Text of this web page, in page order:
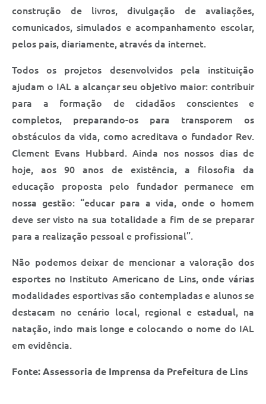
construção de livros, divulgação de avaliações,
comunicados, simulados e acompanhamento escolar,
pelos pais, diariamente, através da internet.
Todos os projetos desenvolvidos pela instituição
ajudam o IAL a alcançar seu objetivo maior: contribuir
para a formação de cidadãos conscientes e
completos, preparando-os para transporem os
obstáculos da vida, como acreditava o fundador Rev.
Clement Evans Hubbard. Ainda nos nossos dias de
hoje, aos 90 anos de existência, a filosofia da
educação proposta pelo fundador permanece em
nossa gestão: “educar para a vida, onde o homem
deve ser visto na sua totalidade a fim de se preparar
para a realização pessoal e profissional”.
Não podemos deixar de mencionar a valoração dos
esportes no Instituto Americano de Lins, onde várias
modalidades esportivas são contempladas e alunos se
destacam no cenário local, regional e estadual, na
natação, indo mais longe e colocando o nome do IAL
em evidência.
Fonte: Assessoria de Imprensa da Prefeitura de Lins